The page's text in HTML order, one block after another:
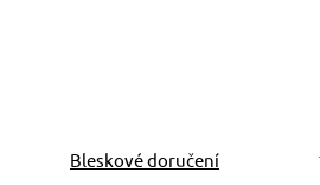
Bleskové doručení